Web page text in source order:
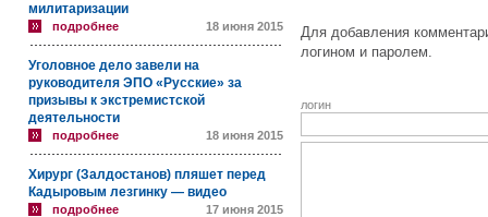
милитаризации
подробнее 18 июня 2015
Уголовное дело завели на
руководителя ЭПО «Русские» за
призывы к экстремистской
деятельности
подробнее 18 июня 2015
Хирург (Залдостанов) пляшет перед
Кадыровым лезгинку — видео
подробнее 17 июня 2015
Для добавления
логином и паролем.
логин